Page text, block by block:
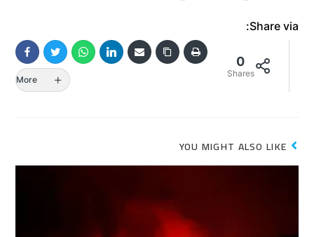
Share via:
0
Shares
More
YOU MIGHT ALSO LIKE